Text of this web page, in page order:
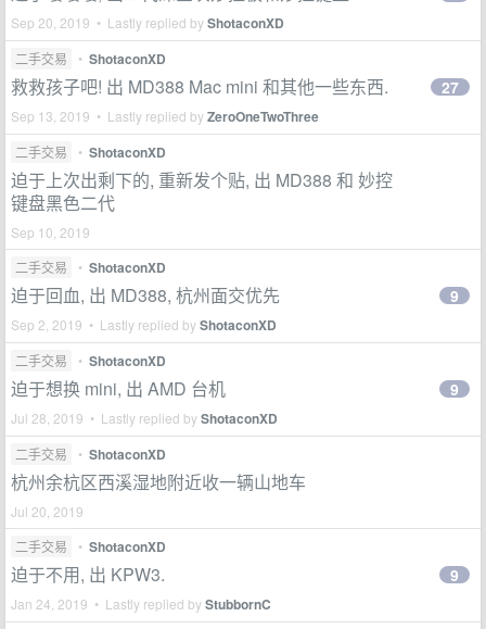
Sep 20, 2019 • Lastly replied byShotaconXD
二手交易 • ShotaconXD
救救孩子吧! 出 MD388 Mac mini 和其他一些东西.
Sep 13, 2019 • Lastly replied byZeroOneTwoThree
27
二手交易 • ShotaconXD
迫于上次出剩下的, 重新发个贴, 出 MD388 和 妙控
键盘黑色二代
Sep 10, 2019
二手交易
• ShotaconXD
迫于回血, 出 MD388, 杭州面交优先
Sep 2, 2019 • Lastly replied byShotaconXD
9
二手交易 • ShotaconXD
迫于想换 mini, 出 AMD 台机
Jul 28, 2019 • Lastly replied byShotaconXD
9
二手交易 • ShotaconXD
杭州余杭区西溪湿地附近收一辆山地车
Jul 20, 2019
二手交易
• ShotaconXD
迫于不用, 出 KPW3.
Jan 24, 2019 • Lastly replied byStubbornC
9